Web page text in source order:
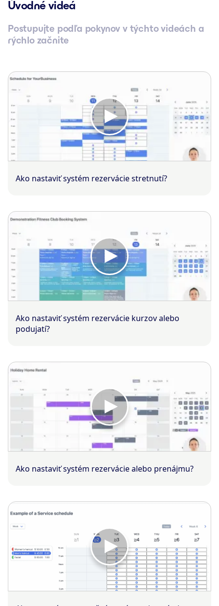
Úvodné videá
Postupujte podľa pokynov v týchto videách a
rýchlo začnite
Ako nastaviť systém rezervácie stretnutí?
Ako nastaviť systém rezervácie kurzov alebo
podujatí?
Ako nastaviť systém rezervácie alebo prenájmu?